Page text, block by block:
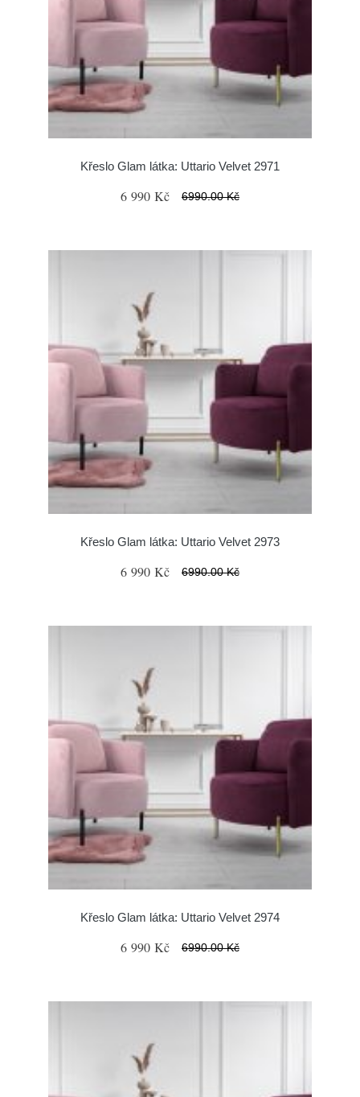
Křeslo Glam látka: Uttario Velvet 2971
6 990 Kč 6990.00 Kč
Křeslo Glam látka: Uttario Velvet 2973
6 990 Kč 6990.00 Kč
Křeslo Glam látka: Uttario Velvet 2974
6 990 Kč 6990.00 Kč